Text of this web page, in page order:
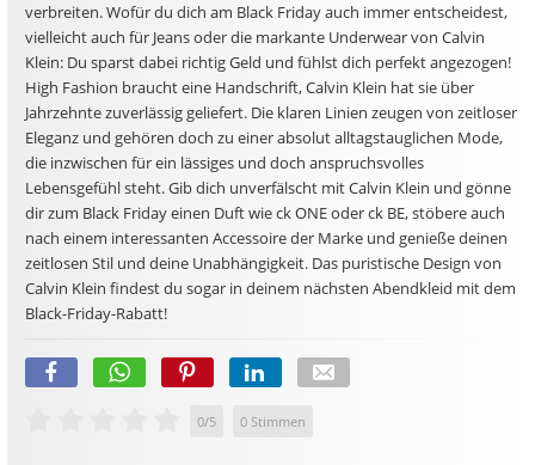
verbreiten. Wofür du dich am Black Friday auch immer entscheidest,
vielleicht auch für Jeans oder die markante Underwear von Calvin
Klein: Du sparst dabei richtig Geld und fühlst dich perfekt angezogen!
High Fashion braucht eine Handschrift, Calvin Klein hat sie über
Jahrzehnte zuverlässig geliefert. Die klaren Linien zeugen von zeitloser
Eleganz und gehören doch zu einer absolut alltagstauglichen Mode,
die inzwischen für ein lässiges und doch anspruchsvolles
Lebensgefühl steht. Gib dich unverfälscht mit Calvin Klein und gönne
dir zum Black Friday einen Duft wie ck ONE oder ck BE, stöbere auch
nach einem interessanten Accessoire der Marke und genieße deinen
zeitlosen Stil und deine Unabhängigkeit. Das puristische Design von
Calvin Klein findest du sogar in deinem nächsten Abendkleid mit dem
Black-Friday-Rabatt!
0/5 0 Stimmen